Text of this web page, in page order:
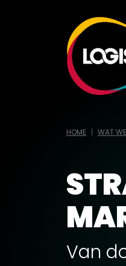
HOME WAT
Van